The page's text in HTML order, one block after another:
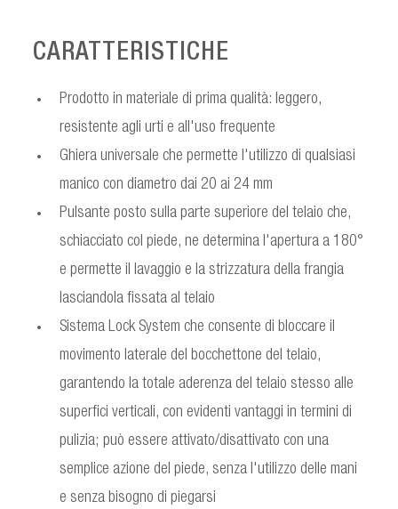
CARATTERISTICHE
Prodotto in materiale di prima qualità: leggero,
resistente agli urti e all'uso frequente
Ghiera universale che permette l'utilizzo di qualsiasi
manico con diametro dai 20 ai 24 mm
Pulsante posto sulla parte superiore del telaio che,
schiacciato col piede, ne determina l'apertura a 180°
e permette il lavaggio e la strizzatura della frangia
lasciandola fissata al telaio
Sistema Lock System che consente di bloccare il
movimento laterale del bocchettone del telaio,
garantendo la totale aderenza del telaio stesso alle
superfici verticali, con evidenti vantaggi in termini di
pulizia; può essere attivato/disattivato con una
semplice azione del piede, senza l'utilizzo delle mani
e senza bisogno di piegarsi